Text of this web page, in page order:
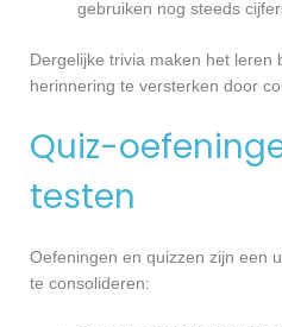
gebruiken nog steeds
Dergelijke trivia maken het leren
herinnering te versterken door
Quiz-
testen
Oefeningen en quizzen zijn een
te consolideren: